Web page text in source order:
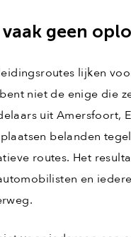
geen
lijken
niet de enige die
uit Amersfoort,
belanden
routes. Het
en